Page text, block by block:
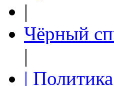
|
Чёрный
|
|